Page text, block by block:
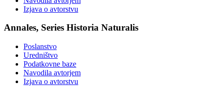
Izjava o avtorstvu
Annales, Series Historia Naturalis
Poslanstvo
Uredništvo
Podatkovne baze
Navodila avtorjem
Izjava o avtorstvu